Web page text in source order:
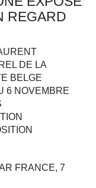
REGARD
DE LA
BELGE
6 NOVEMBRE
FRANCE, 7